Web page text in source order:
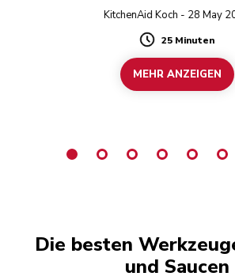
KitchenAid Koch - 28 May
Duration
25 Minuten
MEHR ANZEIGEN
Die besten
und Saucen